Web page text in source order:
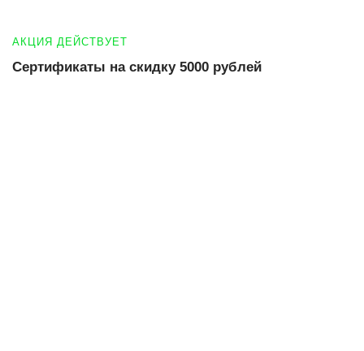
АКЦИЯ ДЕЙСТВУЕТ
Сертификаты на скидку 5000 рублей